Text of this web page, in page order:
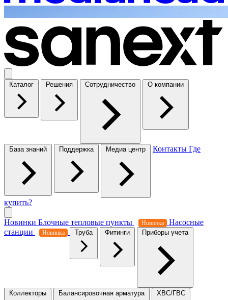
Каталог Решения Сотрудничество О компании
База знаний Поддержка Медиа центр Контакты Где
купить?
Новинки Блочные тепловые пункты Новинка
Насосные
станции
Новинка Труба Фитинги Приборы учета
Коллекторы Балансировочная арматура ХВС/ГВС